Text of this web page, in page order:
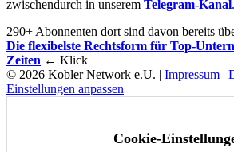
zwischendurch in unserem Telegram-Kanal.
290+ Abonnenten dort sind davon bereits
Die flexibelste Rechtsform für Top-
Zeiten ← Klick
© 2026 Kobler Network e.U. | Impressum |
Einstellungen anpassen
Cookie-